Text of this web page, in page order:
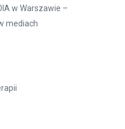
w Warszawie –
mediach